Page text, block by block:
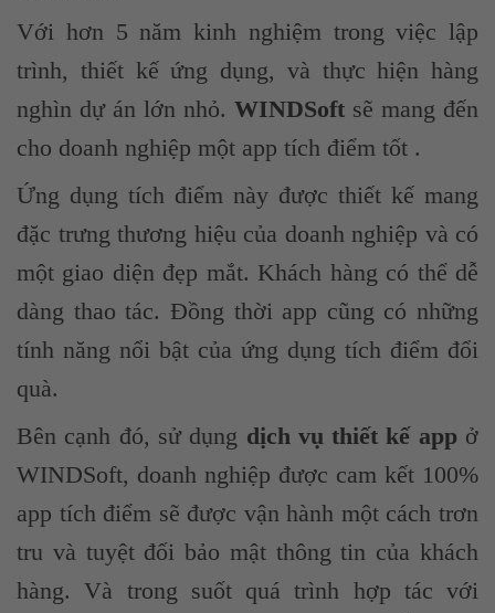
Với hơn 5 năm kinh nghiệm trong việc lập
trình, thiết kế ứng dụng, và thực hiện hàng
nghìn dự án lớn nhỏ. WINDSoft sẽ mang đến
cho doanh nghiệp một app tích điểm tốt .
Ứng dụng tích điểm này được thiết kế mang
đặc trưng thương hiệu của doanh nghiệp và có
một giao diện đẹp mắt. Khách hàng có thể dễ
dàng thao tác. Đồng thời app cũng có những
tính năng nổi bật của ứng dụng tích điểm đổi
quà.
Bên cạnh đó, sử dụng dịch vụ thiết kế appở
WINDSoft, doanh nghiệp được cam kết 100%
app tích điểm sẽ được vận hành một cách trơn
tru và tuyệt đối bảo mật thông tin của khách
hàng. Và trong suốt quá trình hợp tác với